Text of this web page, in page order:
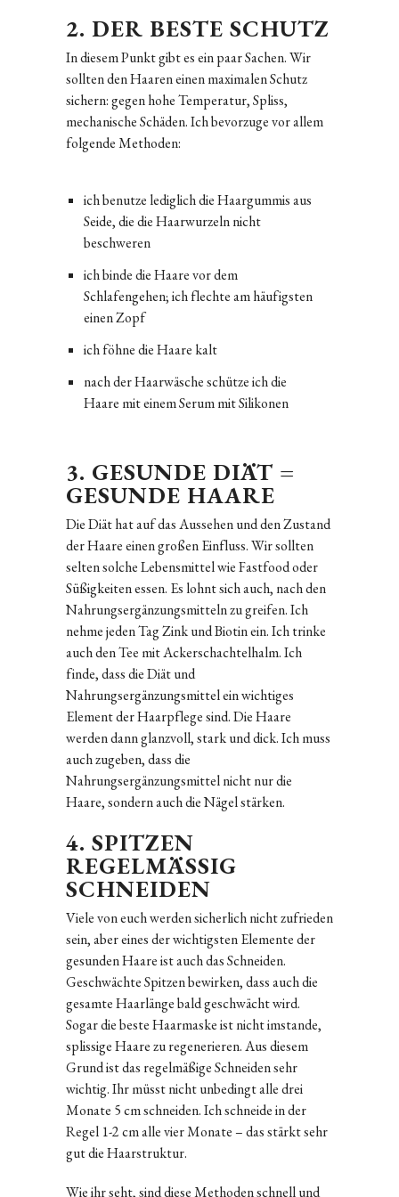
2. DER BESTE SCHUTZ
In diesem Punkt gibt es ein paar Sachen. Wir
sollten den Haaren einen maximalen Schutz
sichern: gegen hohe Temperatur, Spliss,
mechanische Schäden. Ich bevorzuge vor allem
folgende Methoden:
ich benutze lediglich die Haargummis aus
Seide, die die Haarwurzeln nicht
beschweren
ich binde die Haare vor dem
Schlafengehen; ich flechte am häufigsten
einen Zopf
ich föhne die Haare kalt
nach der Haarwäsche schütze ich die
Haare mit einem Serum mit Silikonen
3. GESUNDE DIÄT =
GESUNDE HAARE
Die Diät hat auf das Aussehen und den Zustand
der Haare einen großen Einfluss. Wir sollten
selten solche Lebensmittel wie Fastfood oder
Süßigkeiten essen. Es lohnt sich auch, nach den
Nahrungsergänzungsmitteln zu greifen. Ich
nehme jeden Tag Zink und Biotin ein. Ich trinke
auch den Tee mit Ackerschachtelhalm. Ich
finde, dass die Diät und
Nahrungsergänzungsmittel ein wichtiges
Element der Haarpflege sind. Die Haare
werden dann glanzvoll, stark und dick. Ich muss
auch zugeben, dass die
Nahrungsergänzungsmittel nicht nur die
Haare, sondern auch die Nägel stärken.
4. SPITZEN
REGELMÄSSIG S
CHNEIDEN
Viele von euch werden sicherlich nicht zufrieden
sein, aber eines der wichtigsten Elemente der
gesunden Haare ist auch das Schneiden.
Geschwächte Spitzen bewirken, dass auch die
gesamte Haarlänge bald geschwächt wird.
Sogar die beste Haarmaske ist nicht imstande,
splissige Haare zu regenerieren. Aus diesem
Grund ist das regelmäßige Schneiden sehr
wichtig. Ihr müsst nicht unbedingt alle drei
Monate 5 cm schneiden. Ich schneide in der
Regel 1-2 cm alle vier Monate – das stärkt sehr
gut die Haarstruktur.
Wie ihr seht, sind diese Methoden schnell und